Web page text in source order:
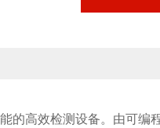
的高效检测设备。由可编